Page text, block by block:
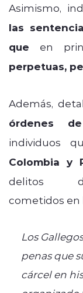
Asimismo,
las
que en
perpetuas,
Además,
órdenes
individuos
Colombia y
delitos
cometidos en
Los
penas que
cárcel en